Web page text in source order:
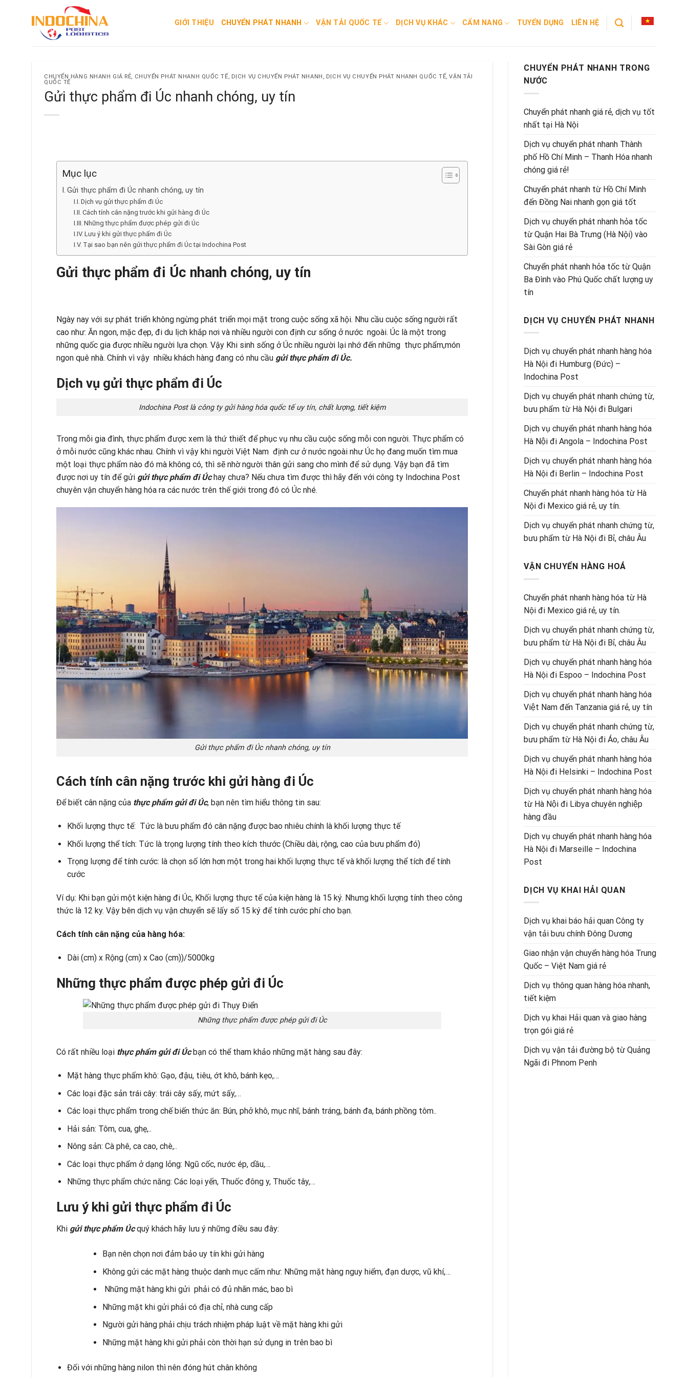
GIỚI THIỆU CHUYỂN PHÁT NHANH VẬN TẢI QUỐC TẾ DỊCH VỤ KHÁC CẨM NANG TUYỂN DỤNG LIÊN HỆ
CHUYỂN HÀNG NHANH GIÁ RẺ, CHUYỂN PHÁT NHANH QUỐC TẾ, DỊCH VỤ CHUYỂN PHÁT NHANH , DỊCH VỤ CHUYỂN PHÁT NHANH QUỐC TẾ,VẬN TẢI
QUỐC TẾ
Gửi thực phẩm đi Úc nhanh chóng, uy tín
Mục lục
Gửi thực phẩm đi Úc nhanh chóng, uy tín
Dịch vụ gửi thực phẩm đi Úc
Cách tính cân nặng trước khi gửi hàng đi Úc
Những thực phẩm được phép gửi đi Úc
Lưu ý khi gửi thực phẩm đi Úc
Tại sao bạn nên gửi thực phẩm đi Úc tại Indochina Post
Gửi thực phẩm đi Úc nhanh chóng, uy tín
Ngày nay với sự phát triển không ngừng phát triển mọi mặt trong cuộc sống xã hội. Nhu cầu cuộc sống người rất
cao như: Ăn ngon, mặc đẹp, đi du lịch khắp nơi và nhiều người con định cư sống ở nước ngoài. Úc là một trong
những quốc gia được nhiều người lựa chọn. Vậy Khi sinh sống ở Úc nhiều người lại nhớ đến những thực phẩm,món
ngon quê nhà. Chính vì vậy nhiều khách hàng đang có nhu cầu gửi thực phẩm đi Úc.
Dịch vụ gửi thực phẩm đi Úc
Indochina Post là công ty gửi hàng hóa quốc tế uy tín, chất lượng, tiết kiệm
Trong mỗi gia đình, thực phẩm được xem là thứ thiết để phục vụ nhu cầu cuộc sống mỗi con người. Thực phẩm có
ở mỗi nước cũng khác nhau. Chính vì vậy khi người Việt Nam định cư ở nước ngoài như Úc họ đang muốn tìm mua
một loại thực phẩm nào đó mà không có, thì sẽ nhờ người thân gửi sang cho mình để sử dụng. Vậy bạn đã tìm
được nơi uy tín để gửi gửi thực phẩm đi Úchay chưa? Nếu chưa tìm được thì hãy đến với công ty Indochina Post
chuyên vận chuyển hàng hóa ra các nước trên thế giới trong đó có Úc nhé.
Gửi thực phẩm đi Úc nhanh chóng, uy tín
Cách tính cân nặng trước khi gửi hàng đi Úc
Để biết cân nặng của thực phẩm gửi đi Úc, bạn nên tìm hiểu thông tin sau:
Khối lượng thực tế: Tức là bưu phẩm đó cân nặng được bao nhiêu chính là khối lượng thực tế
Khối lượng thể tích: Tức là trọng lượng tính theo kích thước (Chiều dài, rộng, cao của bưu phẩm đó)
Trọng lượng để tính cước: là chọn số lớn hơn một trong hai khối lượng thực tế và khối lượng thể tích để tính
cước
Ví dụ: Khi bạn gửi một kiện hàng đi Úc, Khối lượng thực tế của kiện hàng là 15 ký. Nhưng khối lượng tính theo công
thức là 12 ky. Vậy bên dịch vụ vận chuyển sẽ lấy số 15 ký để tính cước phí cho bạn.
Cách tính cân nặng của hàng hóa:
Dài (cm) x Rộng (cm) x Cao (cm))/5000kg
Những thực phẩm được phép gửi đi Úc
Những thực phẩm được phép gửi đi Úc
Có rất nhiều loại thực phẩm gửi đi Úcbạn có thể tham khảo những mặt hàng sau đây:
Mặt hàng thực phẩm khô: Gạo, đậu, tiêu, ớt khô, bánh kẹo,…
Các loại đặc sản trái cây: trái cây sấy, mứt sấy,…
Các loại thực phẩm trong chế biến thức ăn: Bún, phở khô, mục nhĩ, bánh tráng, bánh đa, bánh phồng tôm..
Hải sản: Tôm, cua, ghẹ,..
Nông sản: Cà phê, ca cao, chè,..
Các loại thực phẩm ở dạng lỏng: Ngũ cốc, nước ép, dầu,…
Những thực phẩm chức năng: Các loại yến, Thuốc đông y, Thuốc tây,…
Lưu ý khi gửi thực phẩm đi Úc
Khi gửi thực phẩm Úcquý khách hãy lưu ý những điều sau đây:
Bạn nên chọn nơi đảm bảo uy tín khi gửi hàng
Không gửi các mặt hàng thuộc danh mục cấm như: Những mặt hàng nguy hiểm, đạn dược, vũ khí,…
Những mặt hàng khi gửi phải có đủ nhãn mác, bao bì
Những mặt khi gửi phải có địa chỉ, nhà cung cấp
Người gửi hàng phải chịu trách nhiệm pháp luật về mặt hàng khi gửi
Những mặt hàng khi gửi phải còn thời hạn sử dụng in trên bao bì
Đối với những hàng nilon thì nên đóng hút chân không
CHUYỂN PHÁT NHANH TRONG
NƯỚC
Chuyển phát nhanh giá rẻ, dịch vụ tốt
nhất tại Hà Nội
Dịch vụ chuyển phát nhanh Thành
phố Hồ Chí Minh – Thanh Hóa nhanh
chóng giá rẻ!
Chuyển phát nhanh từ Hồ Chí Minh
đến Đồng Nai nhanh gọn giá tốt
Dịch vụ chuyển phát nhanh hỏa tốc
từ Quận Hai Bà Trưng (Hà Nội) vào
Sài Gòn giá rẻ
Chuyển phát nhanh hỏa tốc từ Quận
Ba Đình vào Phú Quốc chất lượng uy
tín
DỊCH VỤ CHUYỂN PHÁT NHANH
Dịch vụ chuyển phát nhanh hàng hóa
Hà Nội đi Humburg (Đức) –
Indochina Post
Dịch vụ chuyển phát nhanh chứng từ,
bưu phẩm từ Hà Nội đi Bulgari
Dịch vụ chuyển phát nhanh hàng hóa
Hà Nội đi Angola – Indochina Post
Dịch vụ chuyển phát nhanh hàng hóa
Hà Nội đi Berlin – Indochina Post
Chuyển phát nhanh hàng hóa từ Hà
Nội đi Mexico giá rẻ, uy tín.
Dịch vụ chuyển phát nhanh chứng từ,
bưu phẩm từ Hà Nội đi Bỉ, châu Âu
VẬN CHUYỂN HÀNG HOÁ
Chuyển phát nhanh hàng hóa từ Hà
Nội đi Mexico giá rẻ, uy tín.
Dịch vụ chuyển phát nhanh chứng từ,
bưu phẩm từ Hà Nội đi Bỉ, châu Âu
Dịch vụ chuyển phát nhanh hàng hóa
Hà Nội đi Espoo – Indochina Post
Dịch vụ chuyển phát nhanh hàng hóa
Việt Nam đến Tanzania giá rẻ, uy tín
Dịch vụ chuyển phát nhanh chứng từ,
bưu phẩm từ Hà Nội đi Áo, châu Âu
Dịch vụ chuyển phát nhanh hàng hóa
Hà Nội đi Helsinki – Indochina Post
Dịch vụ chuyển phát nhanh hàng hóa
từ Hà Nội đi Libya chuyên nghiệp
hàng đầu
Dịch vụ chuyển phát nhanh hàng hóa
Hà Nội đi Marseille – Indochina
Post
DỊCH VỤ KHAI HẢI QUAN
Dịch vụ khai báo hải quan Công ty
vận tải bưu chính Đông Dương
Giao nhận vận chuyển hàng hóa Trung
Quốc – Việt Nam giá rẻ
Dịch vụ thông quan hàng hóa nhanh,
tiết kiệm
Dịch vụ khai Hải quan và giao hàng
trọn gói giá rẻ
Dịch vụ vận tải đường bộ từ Quảng
Ngãi đi Phnom Penh